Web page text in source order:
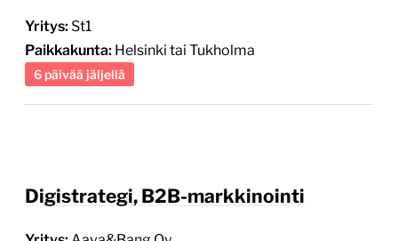
Yritys: St1
Paikkakunta: Helsinki tai Tukholma
6 päivää jäljellä
Digistrategi, B2B-markkinointi